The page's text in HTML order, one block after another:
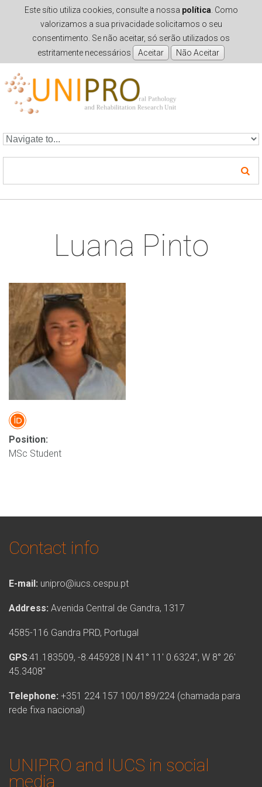
Este sítio utiliza cookies, consulte a nossa política . Como
valorizamos a sua privacidade solicitamos o seu
consentimento. Se não aceitar, só serão utilizados os
estritamente necessários
Skip to navigation
Skip to main content
Luana Pinto
Position:
MSc Student
Contact info
E-mail: unipro@iucs.cespu.pt
Address: Avenida Central de Gandra, 1317
4585-116 Gandra PRD, Portugal
GPS:41.183509, -8.445928 | N 41° 11′ 0.6324″, W 8° 26′
45.3408″
Telephone: +351 224 157 100/189/224 (chamada para
rede fixa nacional)
UNIPRO and IUCS in social
media